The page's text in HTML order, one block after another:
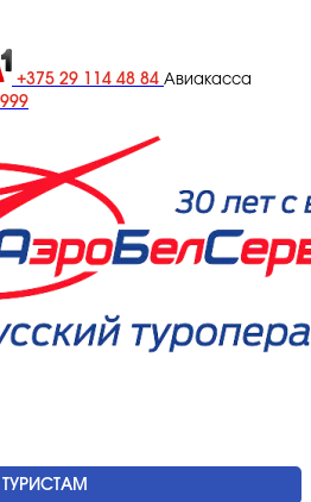
+375 29 114 48 84 Авиакасса
ТУРИСТАМ